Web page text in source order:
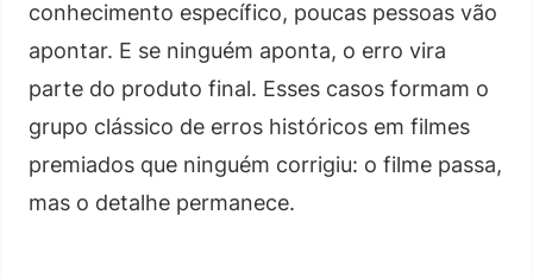
conhecimento específico, poucas pessoas vão
apontar. E se ninguém aponta, o erro vira
parte do produto final. Esses casos formam o
grupo clássico de erros históricos em filmes
premiados que ninguém corrigiu: o filme passa,
mas o detalhe permanece.